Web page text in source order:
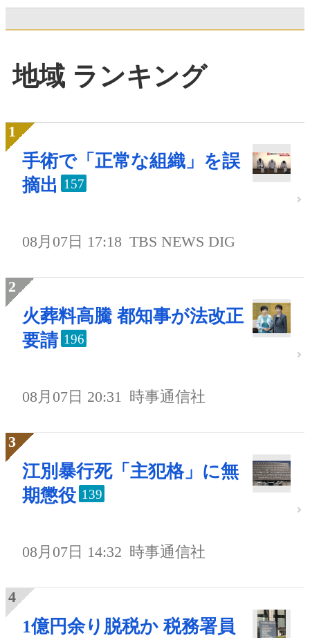
地域 ランキング
手術で「正常な組織」を誤
摘出 157
08月07日 17:18 TBS NEWS DIG
火葬料高騰 都知事が法改正
要請 196
08月07日 20:31 時事通信社
江別暴行死「主犯格」に無
期懲役 139
08月07日 14:32 時事通信社
1億円余り脱税か 税務署員